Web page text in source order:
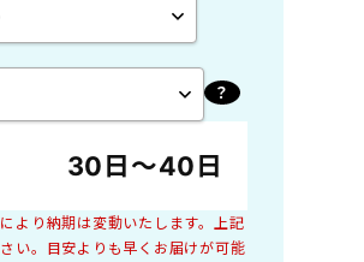
30日～40日
より納期は変動いたします。上記
い。目安よりも早くお届けが可能
タンド
4切